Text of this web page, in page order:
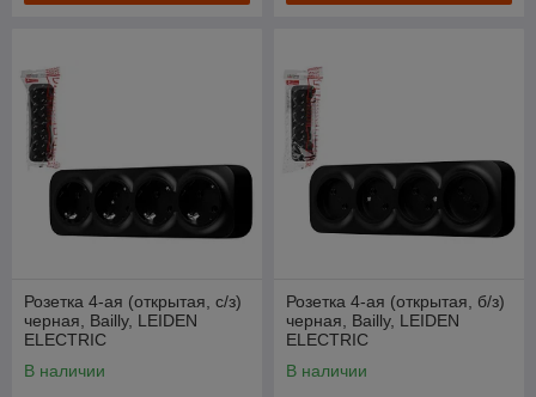
Розетка 4-ая (открытая, с/з)
черная, Bailly, LEIDEN
ELECTRIC
В наличии
Розетка 4-ая (открытая, б/з)
черная, Bailly, LEIDEN
ELECTRIC
В наличии